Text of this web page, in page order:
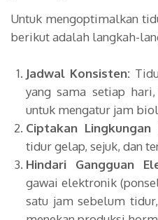
Untuk mengoptimalkan
berikut adalah langkah-
Jadwal Konsisten:
yang sama setiap
untuk mengatur jam
Ciptakan Lingkungan
tidur gelap, sejuk, dan
Hindari Gangguan
gawai elektronik
satu jam sebelum